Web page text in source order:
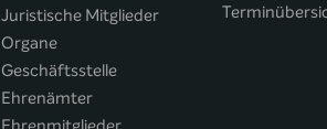
Juristische Mitglieder
Organe
Geschäftsstelle
Ehrenämter